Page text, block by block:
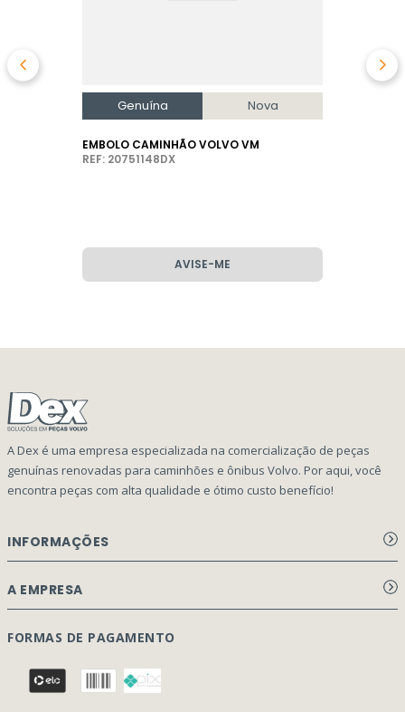
Genuína Nova
EMBOLO CAMINHÃO VOLVO VM
REF: 20751148DX
AVISE-ME
A Dex é uma empresa especializada na comercialização de peças
genuínas renovadas para caminhões e ônibus Volvo. Por aqui, você
encontra peças com alta qualidade e ótimo custo benefício!
INFORMAÇÕES
Aviso de privacidade Dex Peças
Perguntas Frequentes
A EMPRESA
Página Principal
Quem Somos
FORMAS DE PAGAMENTO